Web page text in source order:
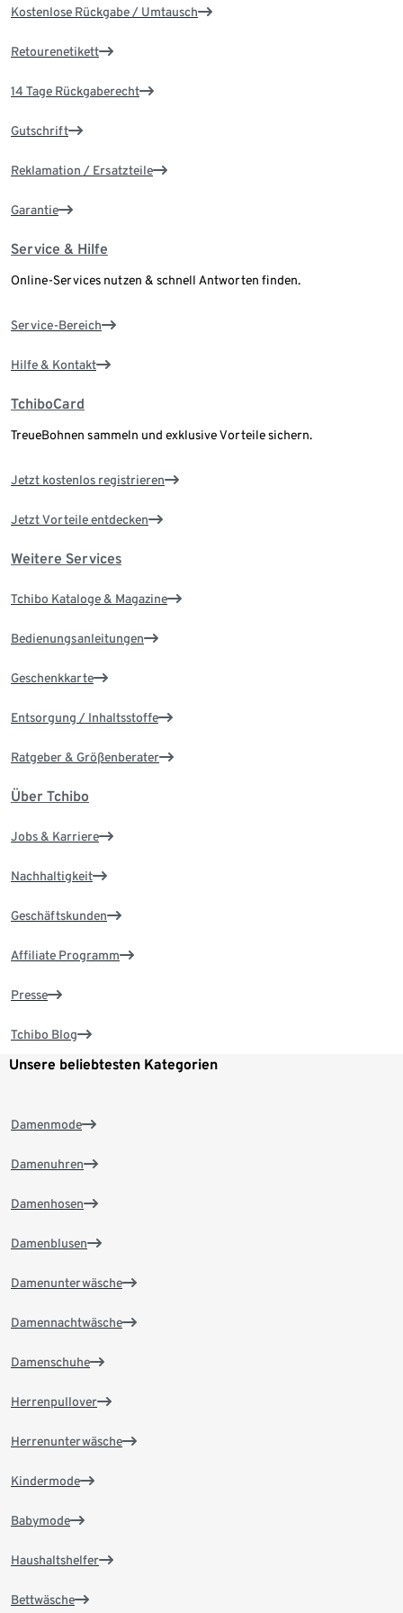
Kostenlose Rückgabe / Umtausch
Retourenetikett
14 Tage Rückgaberecht
Gutschrift
Reklamation / Ersatzteile
Garantie
Service & Hilfe
Online-Services nutzen & schnell Antworten finden.
Service-Bereich
Hilfe & Kontakt
TchiboCard
TreueBohnen sammeln und exklusive Vorteile sichern.
Jetzt kostenlos registrieren
Jetzt Vorteile entdecken
Weitere Services
Tchibo Kataloge & Magazine
Bedienungsanleitungen
Geschenkkarte
Entsorgung / Inhaltsstoffe
Ratgeber & Größenberater
Über Tchibo
Jobs & Karriere
Nachhaltigkeit
Geschäftskunden
Affiliate Programm
Presse
Tchibo Blog
Unsere beliebtesten Kategorien
Damenmode
Damenuhren
Damenhosen
Damenblusen
Damenunterwäsche
Damennachtwäsche
Damenschuhe
Herrenpullover
Herrenunterwäsche
Kindermode
Babymode
Haushaltshelfer
Bettwäsche